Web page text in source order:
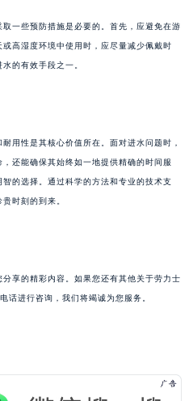
一些预防措施是必要的。首先，应避免在游
高湿度环境中使用时，应尽量减少佩戴时
的有效手段之一。
用性是其核心价值所在。面对进水问题时，
还能确保其始终如一地提供精确的时间服
的选择。通过科学的方法和专业的技术支
时刻的到来。
分享的精彩内容。如果您还有其他关于劳力士
话进行咨询，我们将竭诚为您服务。